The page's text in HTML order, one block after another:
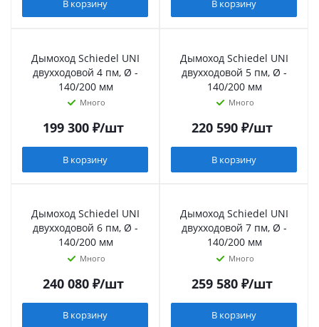
В корзину В корзину
Дымоход Schiedel UNI
двухходовой 4 пм, Ø -
140/200 мм
Много
199 300₽/шт
В корзину
Дымоход Schiedel UNI
двухходовой 5 пм, Ø -
140/200 мм
Много
220 590₽/шт
В корзину
Дымоход Schiedel UNI
двухходовой 6 пм, Ø -
140/200 мм
Много
240 080₽/шт
В корзину
Дымоход Schiedel UNI
двухходовой 7 пм, Ø -
140/200 мм
Много
259 580₽/шт
В корзину